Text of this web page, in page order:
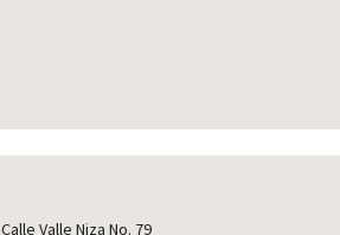
Calle Valle Niza No. 79